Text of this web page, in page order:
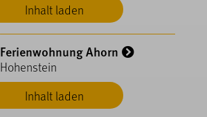
Inhalt laden
Inhalt laden
Ferienwohnung Ahorn
Hohenstein